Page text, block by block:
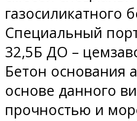
газосиликатного
Специальный
32,5Б ДО –
Бетон основания
основе данного
прочностью и